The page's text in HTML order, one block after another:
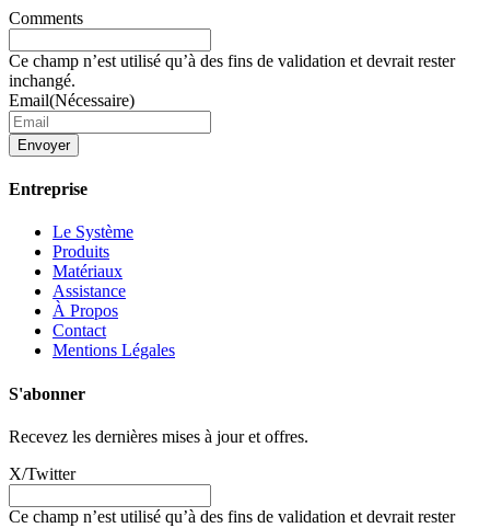
Comments
Ce champ n’est utilisé qu’à des fins de validation et devrait rester
inchangé.
Email(Nécessaire)
Envoyer
Entreprise
Le Système
Produits
Matériaux
Assistance
À Propos
Contact
Mentions Légales
S'abonner
Recevez les dernières mises à jour et offres.
X/Twitter
Ce champ n’est utilisé qu’à des fins de validation et devrait rester